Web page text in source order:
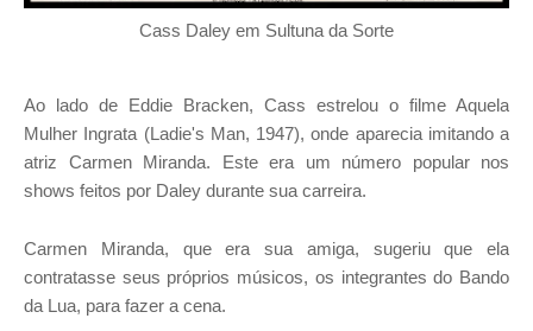
Cass Daley em Sultuna da Sorte
Ao lado de Eddie Bracken, Cass estrelou o filme Aquela
Mulher Ingrata (Ladie's Man, 1947), onde aparecia imitando a
atriz Carmen Miranda. Este era um número popular nos
shows feitos por Daley durante sua carreira.
Carmen Miranda, que era sua amiga, sugeriu que ela
contratasse seus próprios músicos, os integrantes do Bando
da Lua, para fazer a cena.